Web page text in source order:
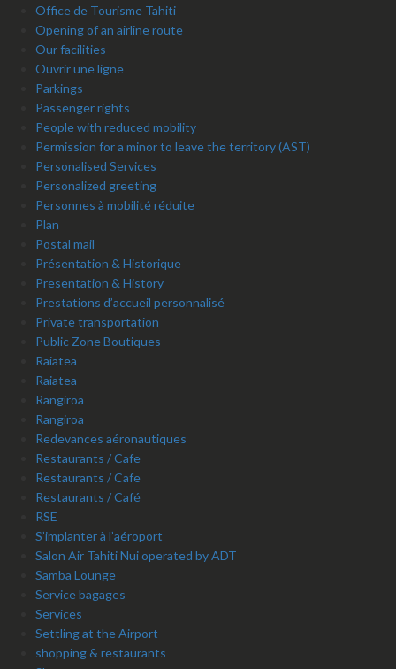
Office de Tourisme Tahiti
Opening of an airline route
Our facilities
Ouvrir une ligne
Parkings
Passenger rights
People with reduced mobility
Permission for a minor to leave the territory (AST)
Personalised Services
Personalized greeting
Personnes à mobilité réduite
Plan
Postal mail
Présentation & Historique
Presentation & History
Prestations d’accueil personnalisé
Private transportation
Public Zone Boutiques
Raiatea
Raiatea
Rangiroa
Rangiroa
Redevances aéronautiques
Restaurants / Cafe
Restaurants / Cafe
Restaurants / Café
RSE
S’implanter à l’aéroport
Salon Air Tahiti Nui operated by ADT
Samba Lounge
Service bagages
Services
Settling at the Airport
shopping & restaurants